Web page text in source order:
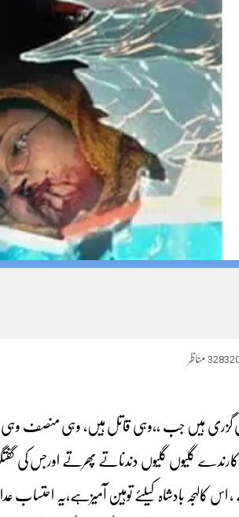
مناظر
گزری ہیں جب ،،وہی قاتل ہیں، وہی منصف وہی
کارندے گلیوں گلیوں دندناتے پھرتے اورجس
اس کالہجہ بادشاہ کیلئے توہین آمیزہے،یہ